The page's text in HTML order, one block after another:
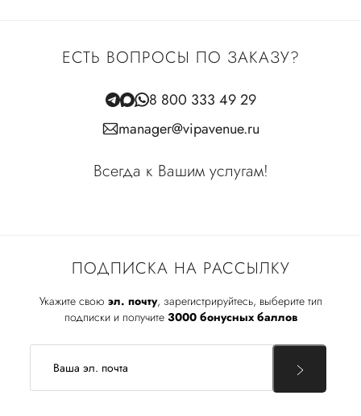
ПОДПИСКА НА РАССЫЛКУ
Укажите свою эл. почту, зарегистрируйтесь, выберите тип
подписки и получите 3000 бонусных баллов
ЕСТЬ ВОПРОСЫ ПО ЗАКАЗУ?
8 800 333 49 29
manager@vipavenue.ru
Всегда к Вашим услугам!